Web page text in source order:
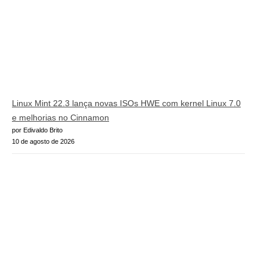
Linux Mint 22.3 lança novas ISOs HWE com kernel Linux 7.0
e melhorias no Cinnamon
por Edivaldo Brito
10 de agosto de 2026